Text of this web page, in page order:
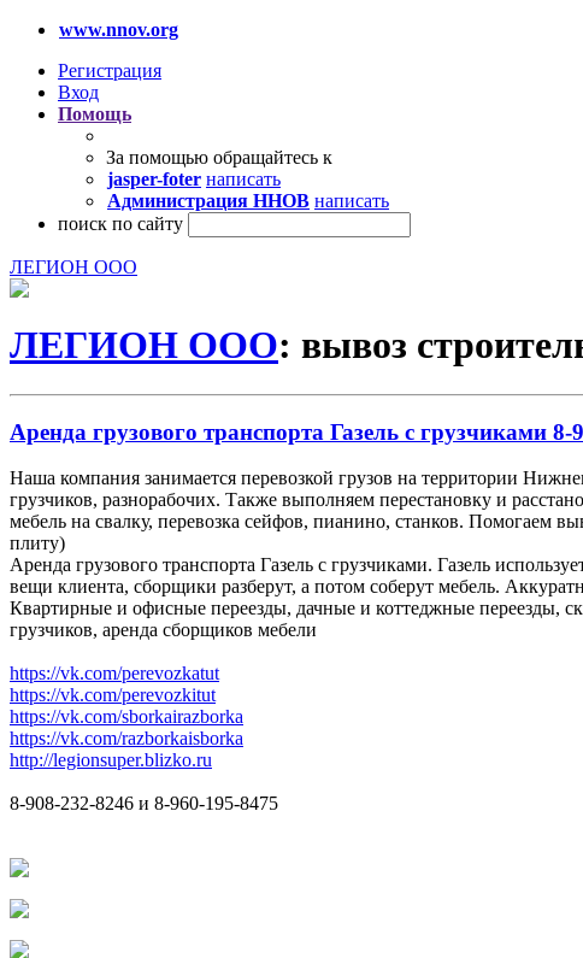
www.nnov.org
Регистрация
Вход
Помощь
За помощью обращайтесь к
jasper-foter написать
Администрация ННОВ написать
поиск по сайту
ЛЕГИОН ООО
ЛЕГИОН ООО: вывоз
Аренда грузового транспорта Газель с грузчиками
Наша компания занимается перевозкой грузов на территории
грузчиков, разнорабочих. Также выполняем перестановку и
мебель на свалку, перевозка сейфов, пианино, станков. Помогаем
плиту)
Аренда грузового транспорта Газель с грузчиками. Газель
вещи клиента, сборщики разберут, а потом соберут мебель.
Квартирные и офисные переезды, дачные и коттеджные переезды,
грузчиков, аренда сборщиков мебели
https://vk.com/perevozkatut
https://vk.com/perevozkitut
https://vk.com/sborkairazborka
https://vk.com/razborkaisborka
http://legionsuper.blizko.ru
8-908-232-8246 и 8-960-195-8475